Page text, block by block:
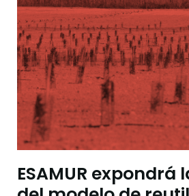
ESAMUR expondrá